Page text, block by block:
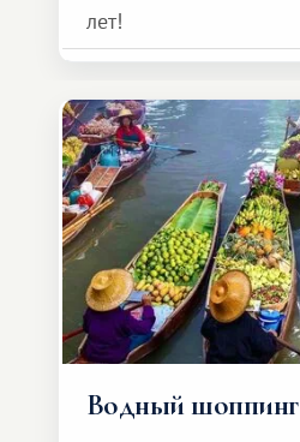
лет!
Водный шоппинг